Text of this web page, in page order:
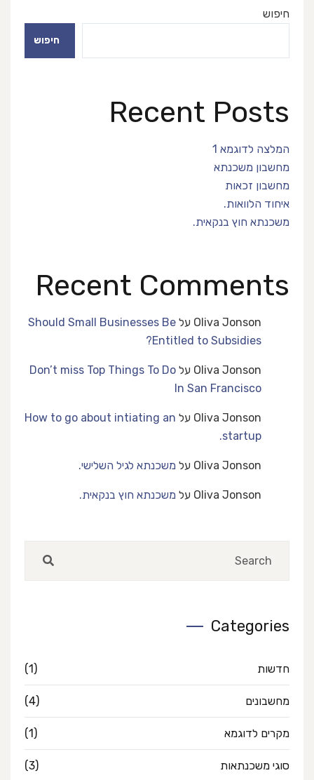
חיפוש
חיפוש
Recent Posts
המלצה לדוגמא 1
מחשבון משכנתא
מחשבון זכאות
איחוד הלוואות.
משכנתא חוץ בנקאית.
Recent Comments
Oliva Jonson על Should Small Businesses Be
Entitled to Subsidies?
Oliva Jonson על Don’t miss Top Things To Do
In San Francisco
Oliva Jonson על How to go about intiating an
startup.
Oliva Jonson על משכנתא לגיל השלישי.
Oliva Jonson על משכנתא חוץ בנקאית.
Categories
חדשות (1)
מחשבונים (4)
מקרים לדוגמא (1)
סוגי משכנתאות (3)